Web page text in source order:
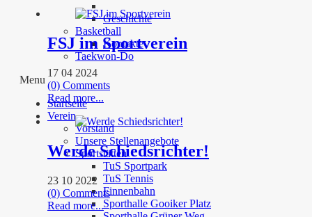
Geschichte
Basketball
Kontakte
Taekwon-Do
Menu
Startseite
Verein
Vorstand
Unsere Stellenangebote
Sportstätten
TuS Sportpark
TuS Tennis
Finnenbahn
Sporthalle Gooiker Platz
FSJ im Sportverein
17 04 2024
(0) Comments
Read more...
Werde Schiedsrichter!
23 10 2022
(0) Comments
Read more...